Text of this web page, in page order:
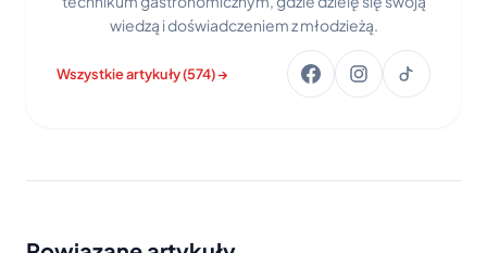
wiedzą i doświadczeniem z młodzieżą.
Wszystkie artykuły (574) →